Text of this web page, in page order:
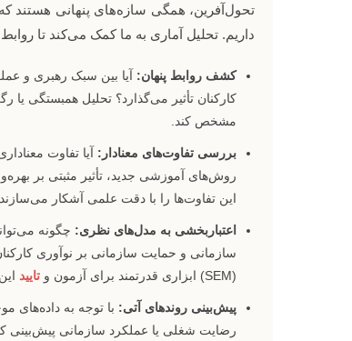
تحول‌آفرین، همگی سازه‌های پنهانی هستند
داریم. تحلیل آماری به ما کمک می‌کند تا
کشف روابط پنهان: آیا بین سبک رهبری و
کارکنان تأثیر می‌گذارد؟ تحلیل همبستگی
مشخص کند.
بررسی تفاوت‌های معنادار: آیا تفاوت
این تفاوت‌ها را با دقت علمی آشکار می‌سازند.
اعتباربخشی به مدل‌های نظری: چگونه
سازمانی و حمایت سازمانی بر نوآوری
(SEM) ابزاری قدرتمند برای آزمون و
تایید
پیش‌بینی روندهای آتی: با توجه به داده‌های
رضایت شغلی یا عملکرد سازمانی پیش‌بینی